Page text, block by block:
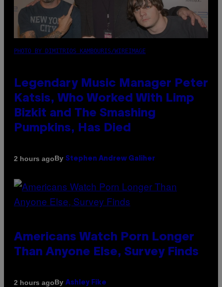
PHOTO BY DIMITRIOS KAMBOURIS/WIREIMAGE
Legendary Music Manager Peter
Katsis, Who Worked With Limp
Bizkit and The Smashing
Pumpkins, Has Died
2 hours agoBy Stephen Andrew Galiher
Americans Watch Porn Longer
Than Anyone Else, Survey Finds
2 hours agoBy Ashley Fike